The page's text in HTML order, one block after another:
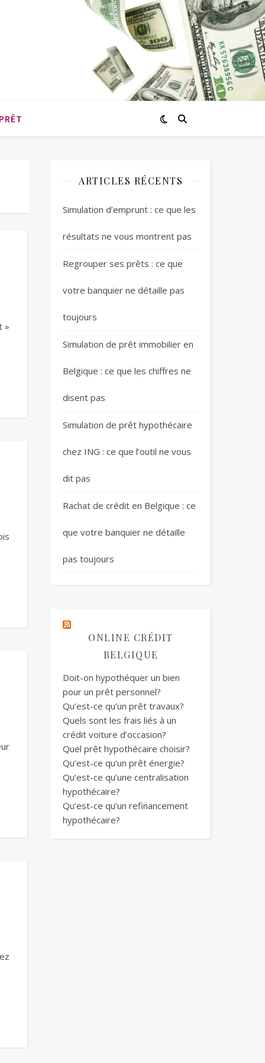
»
ARTICLES RÉCENTS
Simulation d’emprunt : ce que les
résultats ne vous montrent pas
Regrouper ses prêts : ce que
votre banquier ne détaille pas
toujours
Simulation de prêt immobilier en
Belgique : ce que les chiffres ne
disent pas
Simulation de prêt hypothécaire
chez ING : ce que l’outil ne vous
dit pas
Rachat de crédit en Belgique : ce
que votre banquier ne détaille
pas toujours
ONLINE CRÉDIT
BELGIQUE
Doit-on hypothéquer un bien
pour un prêt personnel?
Qu’est-ce qu’un prêt travaux?
Quels sont les frais liés à un
crédit voiture d’occasion?
Quel prêt hypothécaire choisir?
Qu’est-ce qu’un prêt énergie?
Qu’est-ce qu’une centralisation
hypothécaire?
Qu’est-ce qu’un refinancement
hypothécaire?